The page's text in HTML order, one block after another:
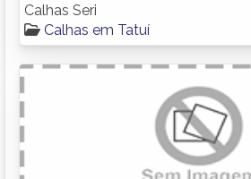
Calhas Seri
Calhas em Tatuí